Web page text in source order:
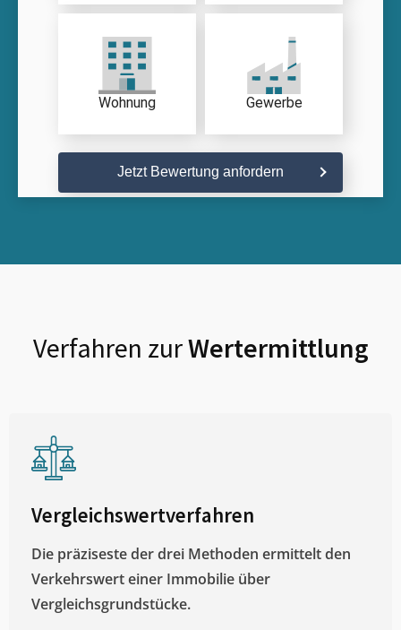
Wohnung Gewerbe
Jetzt Bewertung anfordern
Verfahren zurWertermittlung
Vergleichswertverfahren
Die präziseste der drei Methoden ermittelt den
Verkehrswert einer Immobilie über
Vergleichsgrundstücke.